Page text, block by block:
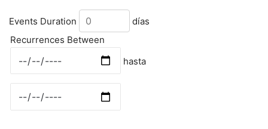
Events Duration
días
Recurrences Between
Selecciona un rango de fechas
hasta